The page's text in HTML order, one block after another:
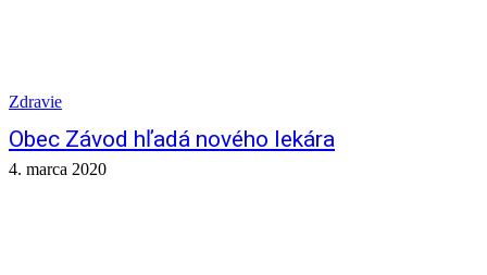
Zdravie
Obec Závod hľadá nového lekára
4. marca 2020